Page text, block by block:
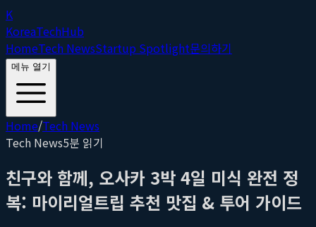
K
KoreaTechHub
HomeTech NewsStartup Spotlight문의하기
메뉴 열기
Home/Tech News
Tech News5분 읽기
친구와 함께, 오사카 3박 4일 미식 완전 정
복: 마이리얼트립 추천 맛집 & 투어 가이드